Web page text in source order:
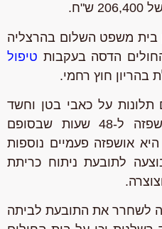
בית משפט השלום בהרצליה
הדסה בעקבות טיפול
חוץ רחמי.
על כאבי בטן וחשד
להריון חוץ רחמי, היא אושפזה ל-48 שעות שבסופם
אושפזה פעמיים נוספות
לתובעת ניתוח כריתת
לשחרר את התובעת לביתה